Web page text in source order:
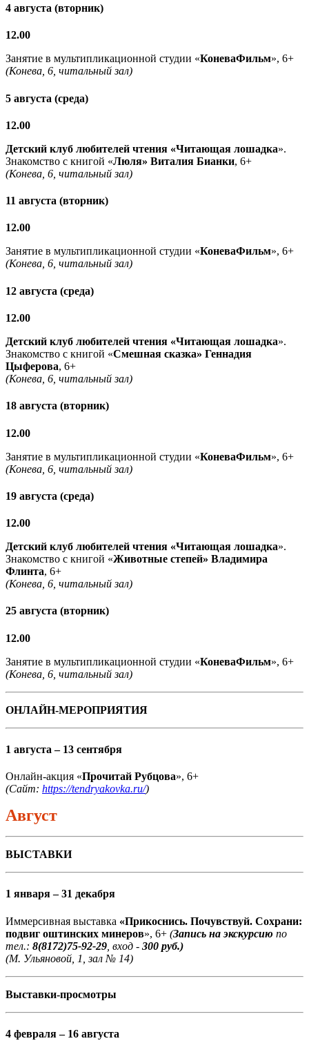
4 августа (вторник)
12.00
Занятие в мультипликационной студии «КоневаФильм», 6+
(Конева, 6, читальный зал)
5 августа (среда)
12.00
Детский клуб любителей чтения «Читающая лошадка».
Знакомство с книгой «Люля» Виталия Бианки, 6+
(Конева, 6, читальный зал)
11 августа (вторник)
12.00
Занятие в мультипликационной студии «КоневаФильм», 6+
(Конева, 6, читальный зал)
12 августа (среда)
12.00
Детский клуб любителей чтения «Читающая лошадка».
Знакомство с книгой «Смешная сказка» Геннадия
Цыферова, 6+
(Конева, 6, читальный зал)
18 августа (вторник)
12.00
Занятие в мультипликационной студии «КоневаФильм», 6+
(Конева, 6, читальный зал)
19 августа (среда)
12.00
Детский клуб любителей чтения «Читающая лошадка».
Знакомство с книгой «Животные степей» Владимира
Флинта, 6+
(Конева, 6, читальный зал)
25 августа (вторник)
12.00
Занятие в мультипликационной студии «КоневаФильм», 6+
(Конева, 6, читальный зал)
ОНЛАЙН-МЕРОПРИЯТИЯ
1 августа – 13 сентября
Онлайн-акция «Прочитай Рубцова», 6+
(Сайт: https://tendryakovka.ru/)
Август
ВЫСТАВКИ
1 января – 31 декабря
Иммерсивная выставка «Прикоснись. Почувствуй. Сохрани:
подвиг оштинских минеров», 6+ (Запись на экскурсию по
тел.: 8(8172)75-92-29 , вход - 300 руб.)
(М. Ульяновой, 1, зал № 14)
Выставки-просмотры
4 февраля – 16 августа